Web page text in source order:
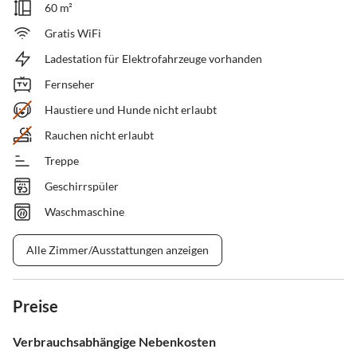
60 m²
Gratis WiFi
Ladestation für Elektrofahrzeuge vorhanden
Fernseher
Haustiere und Hunde nicht erlaubt
Rauchen nicht erlaubt
Treppe
Geschirrspüler
Waschmaschine
Alle Zimmer/Ausstattungen anzeigen
Preise
Verbrauchsabhängige Nebenkosten